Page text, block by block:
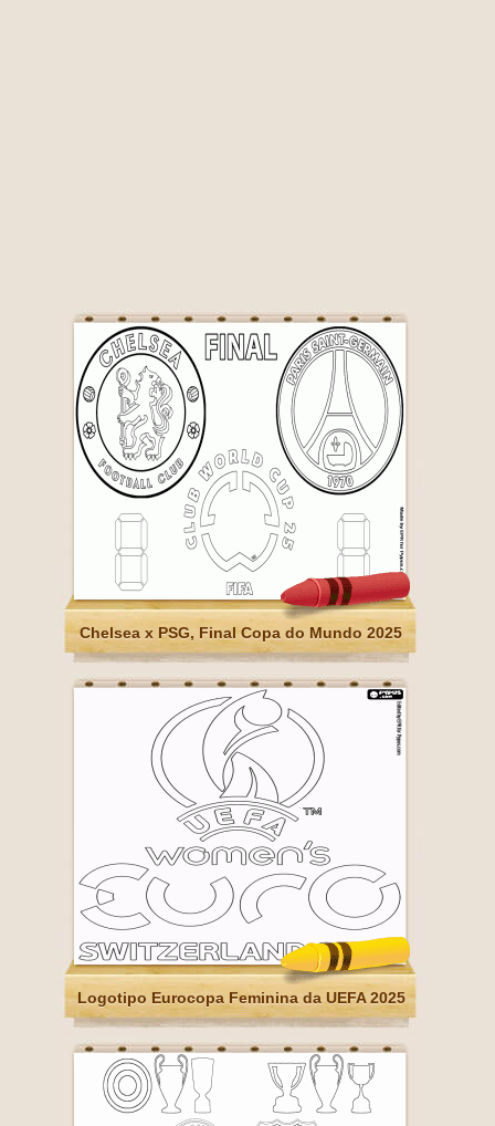
Chelsea x PSG, Final Copa do Mundo 2025
Logotipo Eurocopa Feminina da UEFA 2025